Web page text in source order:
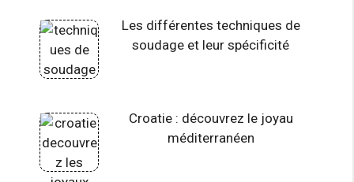
Les différentes techniques de
soudage et leur spécificité
Croatie : découvrez le joyau
méditerranéen